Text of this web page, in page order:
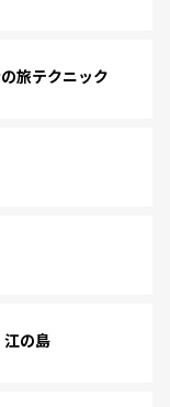
旅テクニック
江の島